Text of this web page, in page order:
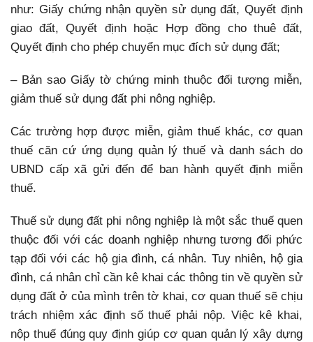
như: Giấy chứng nhận quyền sử dụng đất, Quyết định
giao đất, Quyết định hoặc Hợp đồng cho thuê đất,
Quyết định cho phép chuyển mục đích sử dụng đất;
– Bản sao Giấy tờ chứng minh thuộc đối tượng miễn,
giảm thuế sử dụng đất phi nông nghiệp.
Các trường hợp được miễn, giảm thuế khác, cơ quan
thuế căn cứ ứng dụng quản lý thuế và danh sách do
UBND cấp xã gửi đến để ban hành quyết định miễn
thuế.
Thuế sử dụng đất phi nông nghiệp là một sắc thuế quen
thuộc đối với các doanh nghiệp nhưng tương đối phức
tạp đối với các hộ gia đình, cá nhân. Tuy nhiên, hộ gia
đình, cá nhân chỉ cần kê khai các thông tin về quyền sử
dụng đất ở của mình trên tờ khai, cơ quan thuế sẽ chịu
trách nhiệm xác định số thuế phải nộp. Việc kê khai,
nộp thuế đúng quy định giúp cơ quan quản lý xây dựng